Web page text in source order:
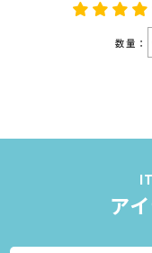
数量：
ア